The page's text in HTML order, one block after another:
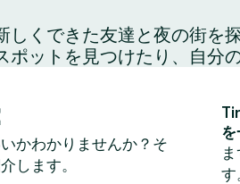
くできた友達と夜の街
ットを見つけたり、自分
かわかりませんか？そ
します。
を
す